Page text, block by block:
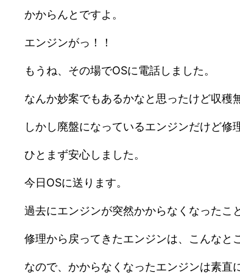
かからんとですよ。
エンジンがっ！！
もうね、その場でOSに電話しました。
なんか妙案でもあるかなと思ったけど収穫
しかし廃盤になっているエンジンだけど修
ひとまず安心しました。
今日OSに送ります。
過去にエンジンが突然かからなくなったこ
修理から戻ってきたエンジンは、こんなと
なので、かからなくなったエンジンは素直